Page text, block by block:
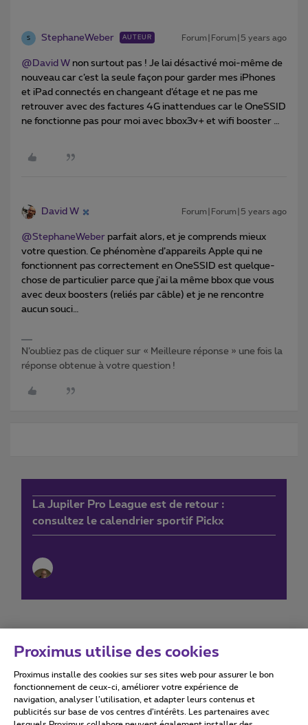
S StephaneWeber AUTEUR Forum|Forum|5 years ago
@David W non surtout pas ! Je lai désactivé moi-même de
nouveau car c’est la seule façon pour garder mes iPhones
et iPad connectés en changeant d’étage et ne pas me
retrouver avec des factures 4G inattendues car le OneSSID
ne fonctionne pas pour moi avec bbox3v+ et wifi booster …
David W Forum|Forum|5 years ago
@StephaneWeber parfait alors, et je comprends mieux
votre question. Ce phénomène d’appareils Apple qui ne
fonctionnent pas correctement en OneSSID est quelque-
chose de particulier parce que j’ai la même bbox que vous
avec deux boosters (reliés par câble) et je ne rencontre
aucun souci…
N’oubliez pas de cliquer sur « Meilleure réponse » une fois la
réponse obtenue à votre question !
La Jupiler Pro League est de retour :
consultez le calendrier sportif Pickx
Conditions d'utilisation Accessibility statement
Proximus utilise des cookies
Proximus installe des cookies sur ses sites web pour assurer le bon
fonctionnement de ceux-ci, améliorer votre expérience de
navigation, analyser l’utilisation, et adapter leurs contenus et
publicités sur base de vos centres d’intérêts. Les partenaires avec